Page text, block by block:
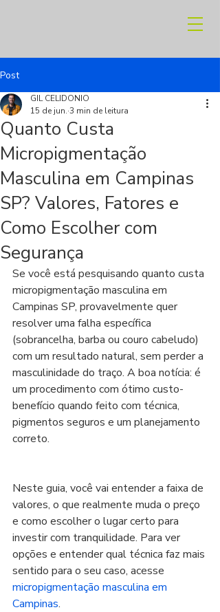
Post
Quanto Custa
Micropigmentação
Masculina em Campinas
SP? Valores, Fatores e
Como Escolher com
Segurança
GIL CELIDONIO
15 de jun. 3 min de leitura
Se você está pesquisando quanto custa
micropigmentação masculina em
Campinas SP, provavelmente quer
resolver uma falha específica
(sobrancelha, barba ou couro cabeludo)
com um resultado natural, sem perder a
masculinidade do traço. A boa notícia: é
um procedimento com ótimo custo-
benefício quando feito com técnica,
pigmentos seguros e um planejamento
correto.
Neste guia, você vai entender a faixa de
valores, o que realmente muda o preço
e como escolher o lugar certo para
investir com tranquilidade. Para ver
opções e entender qual técnica faz mais
sentido para o seu caso, acesse
micropigmentação masculina em
Campinas.